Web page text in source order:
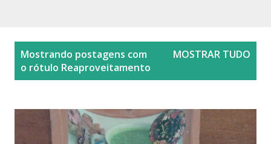
Mostrando postagens com
o rótulo Reaproveitamento
MOSTRAR TUDO